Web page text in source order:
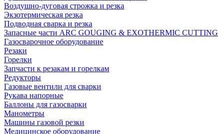
Воздушно-дуговая строжка и резка
Экзотермическая резка
Подводная сварка и резка
Запасные части ARC GOUGING & EXOTHERMIC CUTTING
Газосварочное оборудование
Резаки
Горелки
Запчасти к резакам и горелкам
Редукторы
Газовые вентили для сварки
Рукава напорные
Баллоны для газосварки
Манометры
Машины газовой резки
Медицинское оборудование